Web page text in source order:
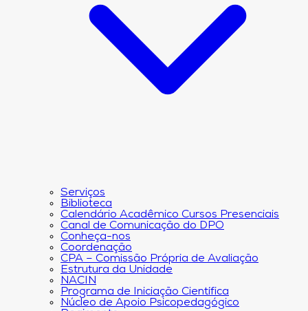
Serviços
Biblioteca
Calendário Acadêmico Cursos Presenciais
Canal de Comunicação do DPO
Conheça-nos
Coordenação
CPA – Comissão Própria de Avaliação
Estrutura da Unidade
NACIN
Programa de Iniciação Científica
Núcleo de Apoio Psicopedagógico